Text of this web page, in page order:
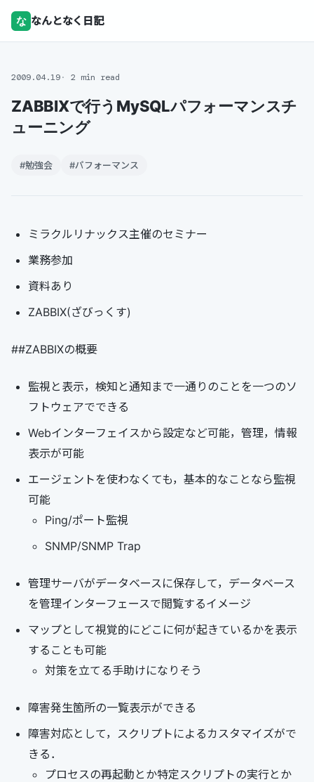
な なんとなく日記
2009.04.19 2 min read
ZABBIXで行うMySQLパフォーマンスチ
ューニング
#勉強会 #パフォーマンス
ミラクルリナックス主催のセミナー
業務参加
資料あり
ZABBIX(ざびっくす)
##ZABBIXの概要
監視と表示，検知と通知まで一通りのことを一つのソ
フトウェアでできる
Webインターフェイスから設定など可能，管理，情報
表示が可能
エージェントを使わなくても，基本的なことなら監視
可能
Ping/ポート監視
SNMP/SNMP Trap
管理サーバがデータベースに保存して，データベース
を管理インターフェースで閲覧するイメージ
マップとして視覚的にどこに何が起きているかを表示
することも可能
対策を立てる手助けになりそう
障害発生箇所の一覧表示ができる
障害対応として，スクリプトによるカスタマイズがで
きる．
プロセスの再起動とか特定スクリプトの実行とか